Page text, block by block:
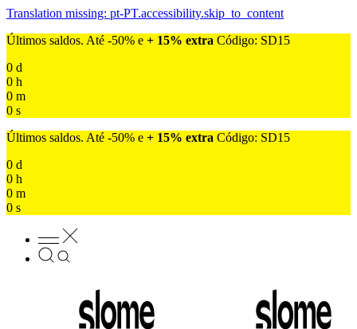
Translation missing: pt-PT.accessibility.skip_to_content
Últimos saldos. Até -50% e + 15% extra Código: SD15
0 d
0 h
0 m
0 s
Últimos saldos. Até -50% e + 15% extra Código: SD15
0 d
0 h
0 m
0 s